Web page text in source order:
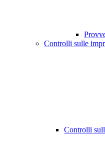
Controlli sulle
Controlli